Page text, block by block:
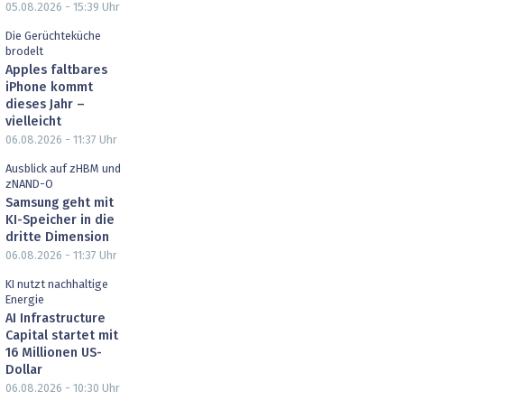
05.08.2026 - 15:39 Uhr
Die Gerüchteküche
brodelt
Apples faltbares
iPhone kommt
dieses Jahr –
vielleicht
06.08.2026 - 11:37 Uhr
Ausblick auf zHBM und
zNAND-O
Samsung geht mit
KI-Speicher in die
dritte Dimension
06.08.2026 - 11:37 Uhr
KI nutzt nachhaltige
Energie
AI Infrastructure
Capital startet mit
16 Millionen US-
Dollar
06.08.2026 - 10:30 Uhr